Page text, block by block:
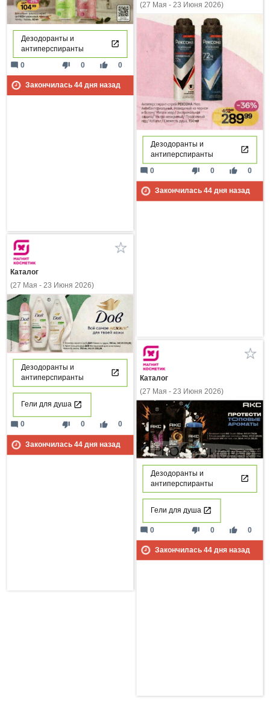
Дезодоранты и
антиперспиранты
thumb_down 0 thumb_up 0
mode_comment 0
Закончилась 44дня назад
(27 Мая - 23 Июня 2026)
Дезодоранты и
антиперспиранты
thumb_down 0 thumb_up 0
mode_comment 0
Закончилась 44дня назад
Каталог
(27 Мая - 23 Июня 2026)
Дезодоранты и
антиперспиранты
Гели для душа
thumb_down 0 thumb_up 0
mode_comment 0
Закончилась 44дня назад
Каталог
(27 Мая - 23 Июня 2026)
Дезодоранты и
антиперспиранты
Гели для душа
thumb_down 0 thumb_up 0
mode_comment 0
Закончилась 44дня назад